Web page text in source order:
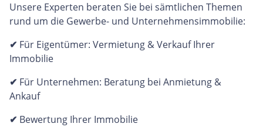
Unsere Experten beraten Sie bei sämtlichen Themen
rund um die Gewerbe- und Unternehmensimmobilie:
✔ Für Eigentümer: Vermietung & Verkauf Ihrer
Immobilie
✔ Für Unternehmen: Beratung bei Anmietung &
Ankauf
✔ Bewertung Ihrer Immobilie